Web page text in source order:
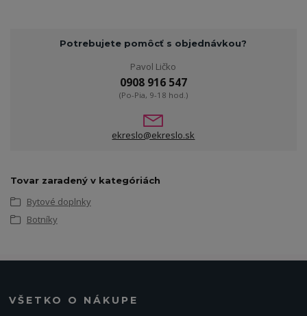
Potrebujete pomôcť s objednávkou?
Pavol Ličko
0908 916 547
(Po-Pia, 9-18 hod.)
ekreslo@ekreslo.sk
Tovar zaradený v kategóriách
Bytové doplnky
Botníky
VŠETKO O NÁKUPE